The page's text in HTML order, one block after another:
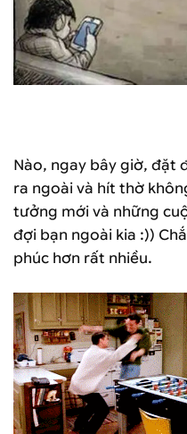
Nào, ngay bây giờ, đặt
ra ngoài và hít thờ
tưởng mới và những
đợi bạn ngoài kia :))
phúc hơn rất nhiều.